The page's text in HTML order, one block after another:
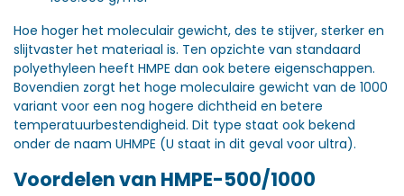
Hoe hoger het moleculair gewicht, des te stijver, sterker en
slijtvaster het materiaal is. Ten opzichte van standaard
polyethyleen heeft HMPE dan ook betere eigenschappen.
Bovendien zorgt het hoge moleculaire gewicht van de 1000
variant voor een nog hogere dichtheid en betere
temperatuurbestendigheid. Dit type staat ook bekend
onder de naam UHMPE (U staat in dit geval voor ultra).
Voordelen van HMPE-500/1000